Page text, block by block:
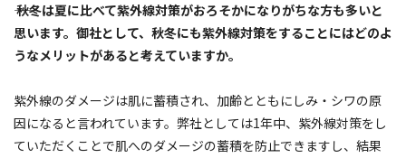
―― 秋冬は夏に比べて紫外線対策がおろそかになりがちな方も多いと
思います。御社として、秋冬にも紫外線対策をすることにはどのよ
うなメリットがあると考えていますか。
紫外線のダメージは肌に蓄積され、加齢とともにしみ・シワの原
因になると言われています。弊社としては1年中、紫外線対策をし
ていただくことで肌へのダメージの蓄積を防止できますし、結果